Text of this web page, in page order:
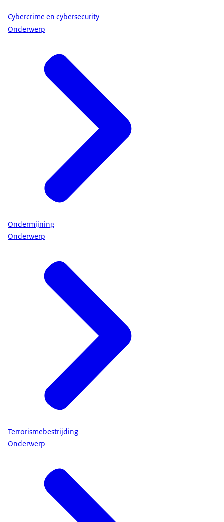
Cybercrime en cybersecurity
Onderwerp
Ondermijning
Onderwerp
Terrorismebestrijding
Onderwerp